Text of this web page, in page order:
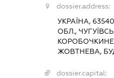
dossier.address:
УКРАЇНА,
ОБЛ.,
ЖОВТНЕВА,
dossier.capital: